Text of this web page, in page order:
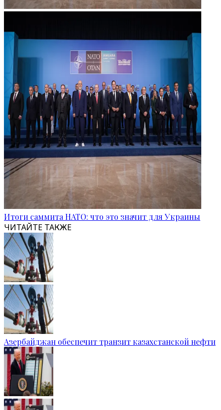
Итоги саммита НАТО: что это значит для Украины
ЧИТАЙТЕ ТАКЖЕ
Азербайджан обеспечит транзит казахстанской нефти